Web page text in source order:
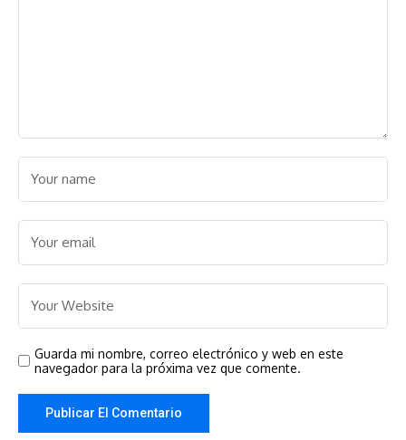
Guarda mi nombre, correo electrónico y web en este
navegador para la próxima vez que comente.